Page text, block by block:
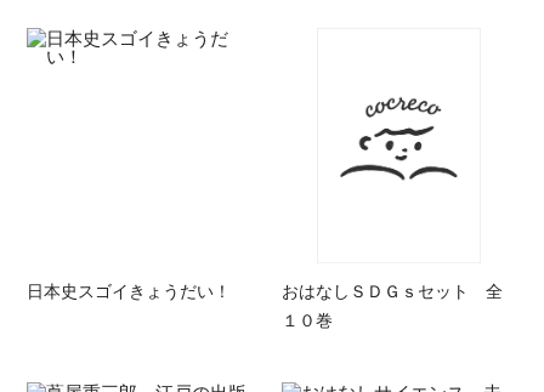
日本史スゴイきょうだい！
おはなしＳＤＧｓセット 全
１０巻